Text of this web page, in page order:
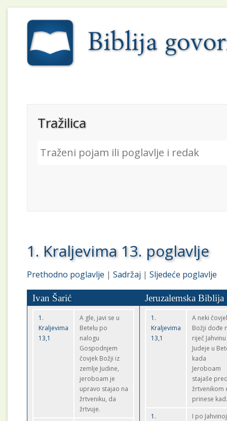
Tražilica
1. Kraljevima 13. poglavlje
Prethodno poglavlje |Sadržaj |Sljedeće poglavlje
Ivan Šarić Jeruzalemska Biblija
1.
Kraljevima
13,1
A gle, javi se u
Betelu po
nalogu
Gospodnjem
čovjek Božji iz
zemlje Judine,
jeroboam je
upravo stajao na
žrtveniku, da
žrtvuje.
1.
Kraljevima
13,1
A neki
Božji dođe
riječ
Judeje u
kada
Jeroboam
stajaše
žrtvenikom
prinese
1.
I po Jahvinoj